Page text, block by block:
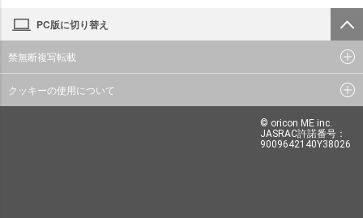
PC版に切り替え
禁無断複写転載
クッキーの使用について
© oricon ME inc.
JASRAC許諾番号：
9009642140Y38026